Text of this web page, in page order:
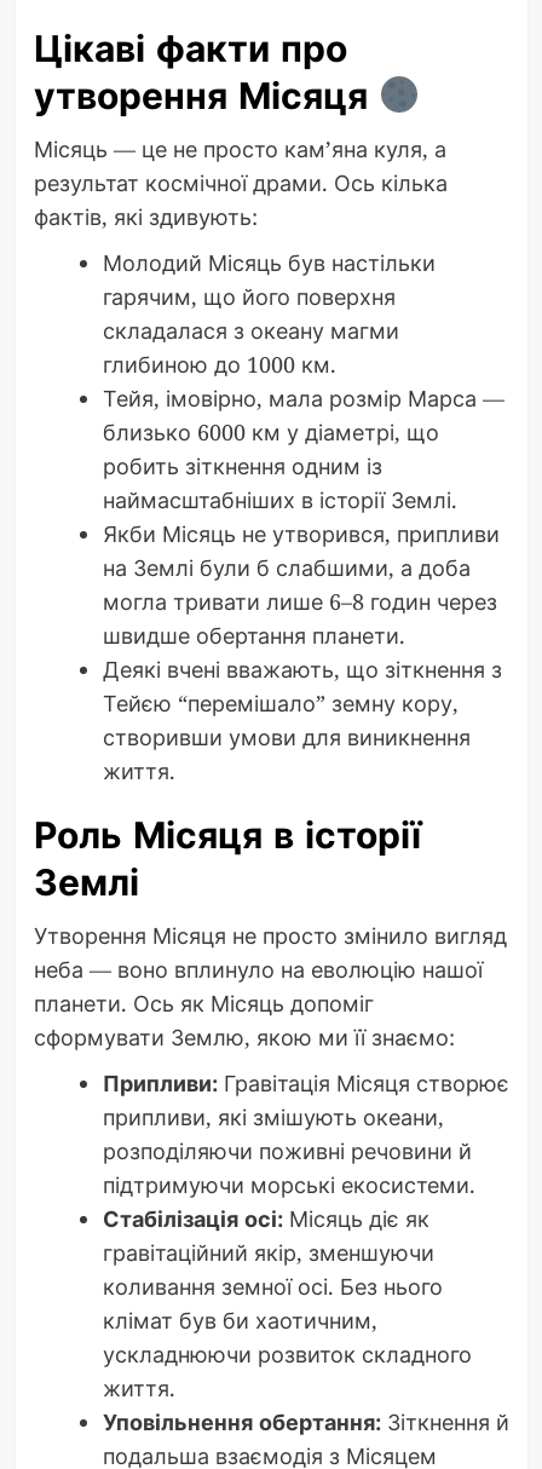
Цікаві факти про
утворення Місяця
Місяць — це не просто кам’яна куля, а
результат космічної драми. Ось кілька
фактів, які здивують:
Молодий Місяць був настільки
гарячим, що його поверхня
складалася з океану магми
глибиною до 1000 км.
Тейя, імовірно, мала розмір Марса —
близько 6000 км у діаметрі, що
робить зіткнення одним із
наймасштабніших в історії Землі.
Якби Місяць не утворився, припливи
на Землі були б слабшими, а доба
могла тривати лише 6–8 годин через
швидше обертання планети.
Деякі вчені вважають, що зіткнення з
Тейєю “перемішало” земну кору,
створивши умови для виникнення
життя.
Роль Місяця в історії
Землі
Утворення Місяця не просто змінило вигляд
неба — воно вплинуло на еволюцію нашої
планети. Ось як Місяць допоміг
сформувати Землю, якою ми її знаємо:
Припливи:Гравітація Місяця створює
припливи, які змішують океани,
розподіляючи поживні речовини й
підтримуючи морські екосистеми.
Стабілізація осі:Місяць діє як
гравітаційний якір, зменшуючи
коливання земної осі. Без нього
клімат був би хаотичним,
ускладнюючи розвиток складного
життя.
Уповільнення обертання:Зіткнення й
подальша взаємодія з Місяцем